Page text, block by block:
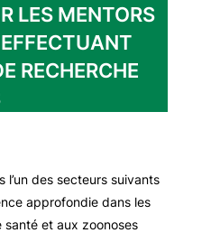
LES MENTORS
RECHERCHE
l’un des secteurs suivants
approfondie dans les
santé et aux zoonoses